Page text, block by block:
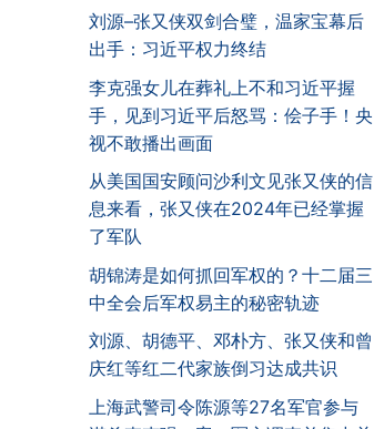
刘源–张又侠双剑合璧，温家宝幕后
出手：习近平权力终结
李克强女儿在葬礼上不和习近平握
手，见到习近平后怒骂：侩子手！央
视不敢播出画面
从美国国安顾问沙利文见张又侠的信
息来看，张又侠在2024年已经掌握
了军队
胡锦涛是如何抓回军权的？十二届三
中全会后军权易主的秘密轨迹
刘源、胡德平、邓朴方、张又侠和曾
庆红等红二代家族倒习达成共识
上海武警司令陈源等27名军官参与